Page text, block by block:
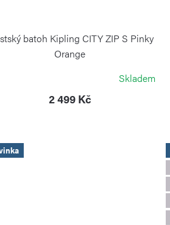
batoh Kipling CITY ZIP S Pinky
Orange
Skladem
2 499 Kč